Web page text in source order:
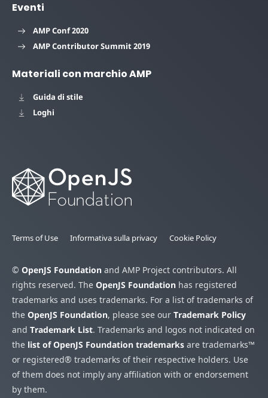
Eventi
AMP Conf 2020
AMP Contributor Summit 2019
Materiali con marchio AMP
Guida di stile
Loghi
Terms of Use Informativa sulla privacy Cookie Policy
© OpenJS Foundation and AMP Project contributors. All
rights reserved. The OpenJS Foundation has registered
trademarks and uses trademarks. For a list of trademarks of
the OpenJS Foundation, please see our Trademark Policy
and Trademark List. Trademarks and logos not indicated on
the list of OpenJS Foundation trademarks are trademarks™
or registered® trademarks of their respective holders. Use
of them does not imply any affiliation with or endorsement
by them.